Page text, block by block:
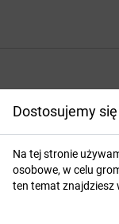
Dostosujemy
Na tej stronie
osobowe, w celu
ten temat znajdziesz